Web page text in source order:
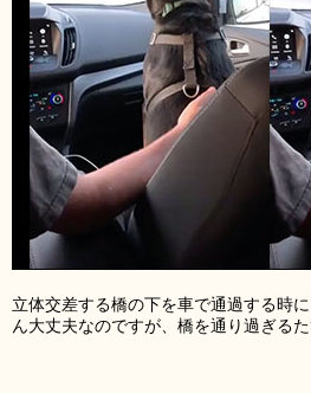
立体交差する橋の下を車で通過する時
ん大丈夫なのですが、橋を通り過ぎる